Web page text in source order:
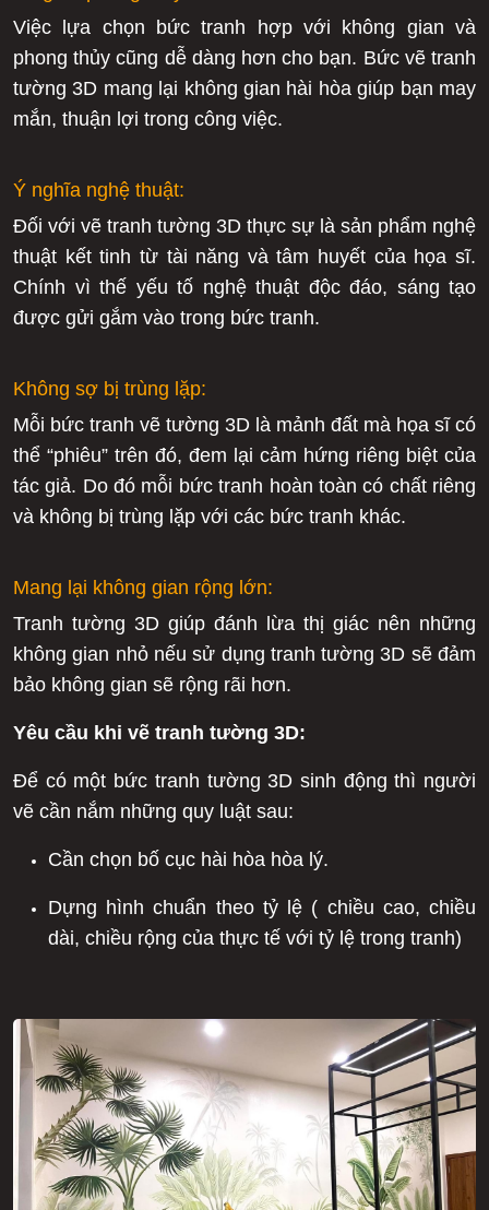
Việc lựa chọn bức tranh hợp với không gian và
phong thủy cũng dễ dàng hơn cho bạn. Bức vẽ tranh
tường 3D mang lại không gian hài hòa giúp bạn may
mắn, thuận lợi trong công việc.
Ý nghĩa nghệ thuật:
Đối với vẽ tranh tường 3D thực sự là sản phẩm nghệ
thuật kết tinh từ tài năng và tâm huyết của họa sĩ.
Chính vì thế yếu tố nghệ thuật độc đáo, sáng tạo
được gửi gắm vào trong bức tranh.
Không sợ bị trùng lặp:
Mỗi bức tranh vẽ tường 3D là mảnh đất mà họa sĩ có
thể “phiêu” trên đó, đem lại cảm hứng riêng biệt của
tác giả. Do đó mỗi bức tranh hoàn toàn có chất riêng
và không bị trùng lặp với các bức tranh khác.
Mang lại không gian rộng lớn:
Tranh tường 3D giúp đánh lừa thị giác nên những
không gian nhỏ nếu sử dụng tranh tường 3D sẽ đảm
bảo không gian sẽ rộng rãi hơn.
Yêu cầu khi vẽ tranh tường 3D:
Để có một bức tranh tường 3D sinh động thì người
vẽ cần nắm những quy luật sau:
Cần chọn bố cục hài hòa hòa lý.
Dựng hình chuẩn theo tỷ lệ ( chiều cao, chiều
dài, chiều rộng của thực tế với tỷ lệ trong tranh)